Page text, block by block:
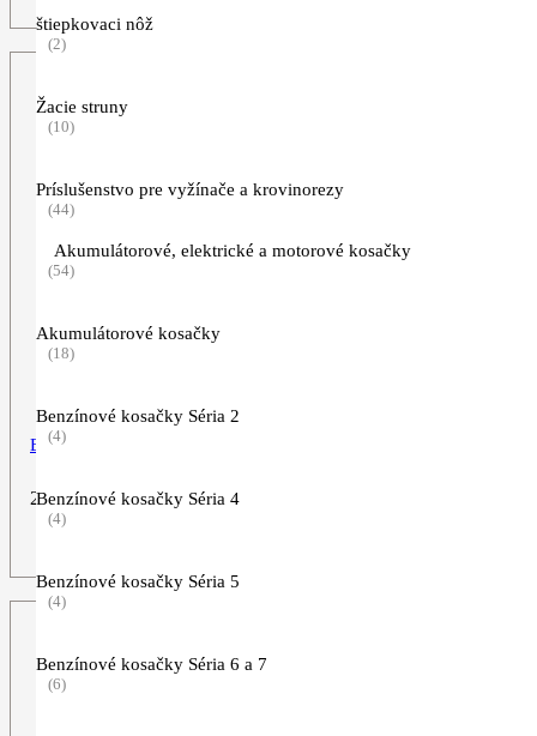
Bavlnená taška les
2,89€
štiepkovaci nôž
(2)
Žacie struny
(10)
Príslušenstvo pre vyžínače a krovinorezy
(44)
Akumulátorové, elektrické a motorové kosačky
(54)
Akumulátorové kosačky
(18)
Benzínové kosačky Séria 2
(4)
Benzínové kosačky Séria 4
(4)
Benzínové kosačky Séria 5
(4)
Benzínové kosačky Séria 6 a 7
(6)